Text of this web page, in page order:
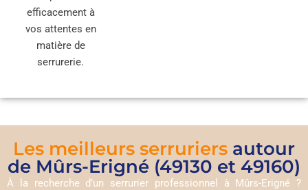
efficacement à
vos attentes en
matière de
serrurerie.
Les meilleurs serruriers autour
de Mûrs-Erigné (49130 et 49160)
À la recherche d’un serrurier professionnel à Mûrs-Erigné ?